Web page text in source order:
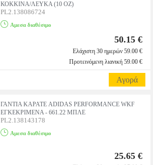
ΚΟΚΚΙΝΑ/ΛΕΥΚΑ (10 OZ)
PL2.138086724
Αμεσα διαθέσιμο
50.15 €
Ελάχιστη 30 ημερών 59.00 €
Προτεινόμενη λιανική 59.00 €
Αγορά
ΓΑΝΤΙΑ ΚΑΡΑΤΕ ADIDAS PERFORMANCE WKF
ΕΓΚΕΚΡΙΜΕΝΑ - 661.22 ΜΠΛΕ
PL2.138143178
Αμεσα διαθέσιμο
25.65 €